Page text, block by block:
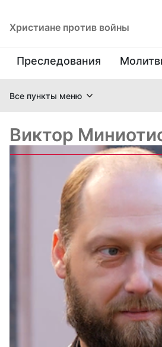
Христиане против войны
Преследования
Все пункты меню
Виктор